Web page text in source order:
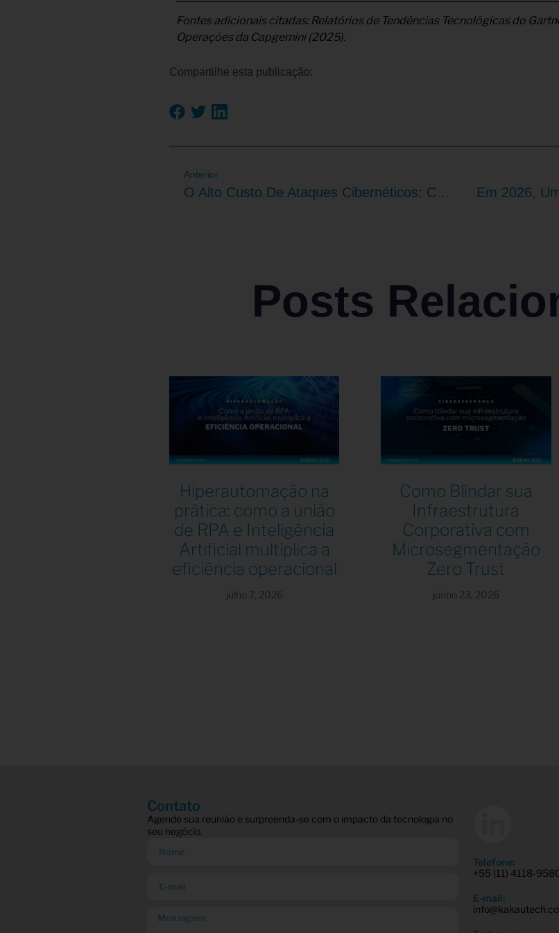
Fontes adicionais citadas: Relatórios de Tendências Tecnológicas do
Operações da Capgemini (2025).
Compartilhe esta publicação:
Anterior
O Alto Custo De Ataques Cibernéticos: CEOs Resilientes Usam Zero Trust Para Salvar Suas Empresas Enquanto Concorrentes Quebram
Posts
Hiperautomação na
prática: como a união
de RPA e Inteligência
Artificial multiplica a
eficiência operacional
julho 7, 2026
Como Blindar sua
Infraestrutura
Corporativa com
Microsegmentação
Zero Trust
junho 23, 2026
Contato
Agende sua reunião e surpreenda-se com o impacto da tecnologia no
seu negócio.
Telefone:
+55 (11) 4118-
E-mail: